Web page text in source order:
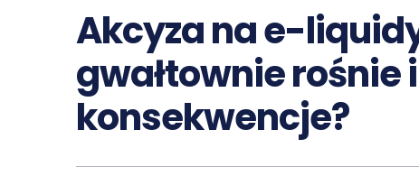
Akcyza na e-
gwałtownie rośnie
konsekwencje?